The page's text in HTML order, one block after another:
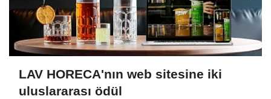
LAV HORECA'nın web sitesine iki
uluslararası ödül